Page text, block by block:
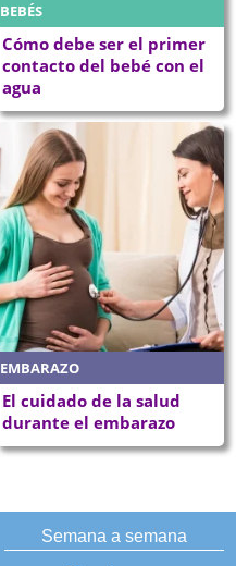
BEBÉS
Cómo debe ser el primer
contacto del bebé con el
agua
EMBARAZO
El cuidado de la salud
durante el embarazo
Semana a semana